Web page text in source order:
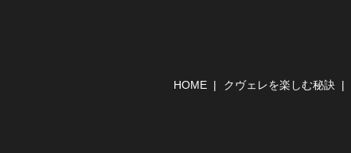
HOME クヴェレを楽しむ秘訣